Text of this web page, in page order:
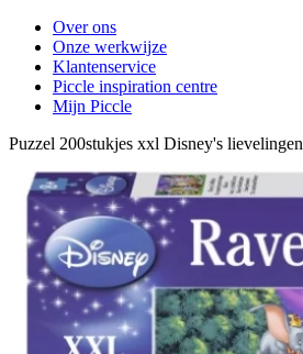
Over ons
Onze werkwijze
Klantenservice
Piccle inspiration centre
Mijn Piccle
Puzzel 200stukjes xxl Disney's lievelingen